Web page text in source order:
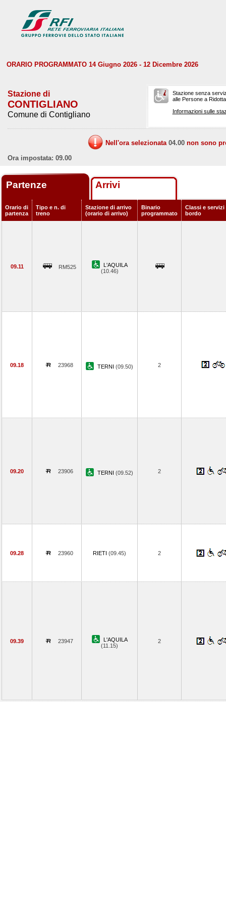
ORARIO PROGRAMMATO 14 Giugno 2026 - 12 Dicembre 2026
Stazione di
CONTIGLIANO
Comune di Contigliano
Stazione senza
alle Persone a
Informazioni sulle
Nell'ora selezionata 04.00 non sono
Ora impostata: 09.00
Partenze Arrivi
Orario di
partenza
Tipo e n. di
treno
Stazione di arrivo
(orario di arrivo)
Binario
programmato
Classi e servizi
bordo
09.11 RM525
L'AQUILA
(10.46)
09.18 23968 TERNI (09.50) 2
09.20 23906 TERNI (09.52) 2
09.28 23960 RIETI (09.45) 2
09.39 23947
L'AQUILA
(11.15)
2